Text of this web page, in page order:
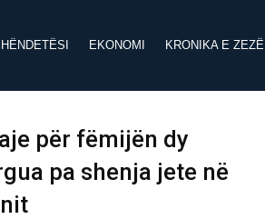
EKONOMI KRONIKA E ZEZË
për fëmijën dy
pa shenja jete në